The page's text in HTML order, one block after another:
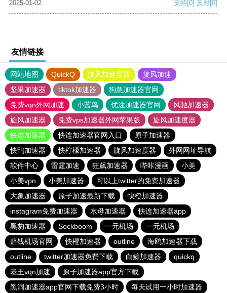
2025-01-02
支持[0] 反对[0]
友情链接
网站地图 QuickQ 旋风加速度器
旋风加速
坚果加速器
tiktok加速器
狗急加速器官网
免费vqn外网加速
小蓝鸟 优途加速器官网
风驰加速器
旋风加速器
免费vps加速器外网苹果版
旋风加速度器
快连加速器
快连加速器官网入口
原子加速器
快鸭加速器
快柠檬加速器 旋风加速度器
外网网址导航
软件中心
雷霆加速 狂飙加速器 哔咔漫画
小美
小美vpn
小美加速器
可以上twitter的免费加速器
大象加速器
原子加速最新下载
快橙加速器
instagram免费加速器
水母加速器
快连加速器app
黑豹加速器
Sockboom 一元机场
一元机场
赔钱机场官网
快橙加速器 outline
海鸥加速器下载
outline
twitter加速器免费下载 白鲸加速器
quickq
老王vqn加速
原子加速器app官方下载
黑洞加速器app官网下载免费3小时
每天试用一小时加速器